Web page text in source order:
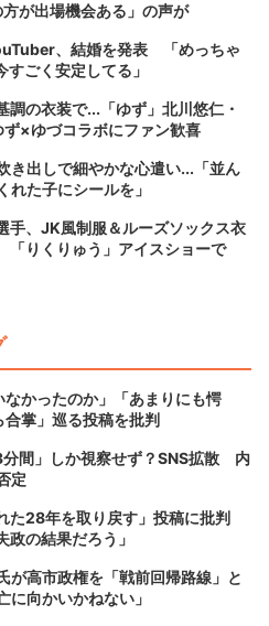
が出場機会ある」の声が
、結婚を発表 「めっちゃ
ごく安定してる」
調の衣装で...「ゆず」北川悠仁・
×ゆづコラボにファン歓喜
き出しで細やかな心遣い...「並ん
れた子にシールを」
手、JK風制服＆ルーズソックス衣
りくりゅう」アイスショーで
かったのか」「あまりにも愕
掌」巡る投稿を批判
間」しか視察せず？SNS拡散 内
定
た28年を取り戻す」投稿に批判
の結果だろう」
が高市政権を「戦前回帰路線」と
向かいかねない」